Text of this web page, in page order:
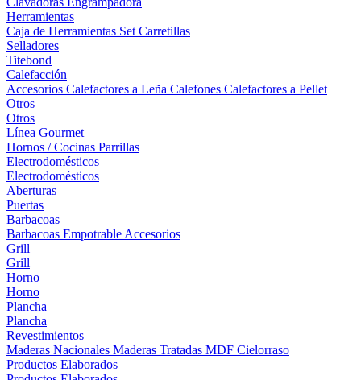
Herramientas
Caja de Herramientas Set Carretillas
Selladores
Titebond
Calefacción
Accesorios Calefactores a Leña Calefones Calefactores a Pellet
Otros
Otros
Línea Gourmet
Hornos / Cocinas Parrillas
Electrodomésticos
Electrodomésticos
Aberturas
Puertas
Barbacoas
Barbacoas Empotrable Accesorios
Grill
Grill
Horno
Horno
Plancha
Plancha
Revestimientos
Maderas Nacionales Maderas Tratadas MDF Cielorraso
Productos Elaborados